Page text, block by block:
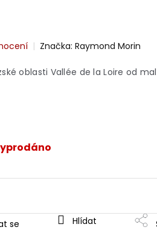
Značka: Raymond Morin
oblasti Vallée de la Loire od
se Hlídat